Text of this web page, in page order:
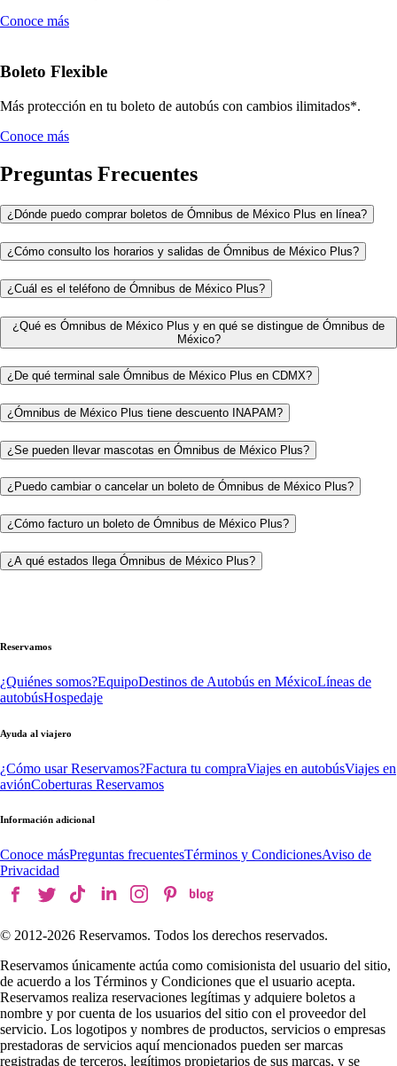
Conoce más
Boleto Flexible
Más protección en tu boleto de autobús con cambios ilimitados*.
Conoce más
Preguntas Frecuentes
¿Dónde puedo comprar boletos de Ómnibus de México Plus en línea?
¿Cómo consulto los horarios y salidas de Ómnibus de México Plus?
¿Cuál es el teléfono de Ómnibus de México Plus?
¿Qué es Ómnibus de México Plus y en qué se distingue de Ómnibus de
México?
¿De qué terminal sale Ómnibus de México Plus en CDMX?
¿Ómnibus de México Plus tiene descuento INAPAM?
¿Se pueden llevar mascotas en Ómnibus de México Plus?
¿Puedo cambiar o cancelar un boleto de Ómnibus de México Plus?
¿Cómo facturo un boleto de Ómnibus de México Plus?
¿A qué estados llega Ómnibus de México Plus?
Reservamos
¿Quiénes somos?EquipoDestinos de Autobús en MéxicoLíneas de
autobúsHospedaje
Ayuda al viajero
¿Cómo usar Reservamos?Factura tu compraViajes en autobúsViajes en
aviónCoberturas Reservamos
Información adicional
Conoce másPreguntas frecuentesTérminos y CondicionesAviso de
Privacidad
© 2012-2026 Reservamos. Todos los derechos reservados.
Reservamos únicamente actúa como comisionista del usuario del sitio,
de acuerdo a los Términos y Condiciones que el usuario acepta.
Reservamos realiza reservaciones legítimas y adquiere boletos a
nombre y por cuenta de los usuarios del sitio con el proveedor del
servicio. Los logotipos y nombres de productos, servicios o empresas
prestadoras de servicios aquí mencionados pueden ser marcas
registradas de terceros, legítimos propietarios de sus marcas, y se